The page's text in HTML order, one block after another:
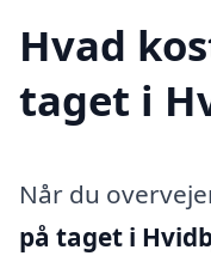
Hvad
taget i
Når du
på taget i